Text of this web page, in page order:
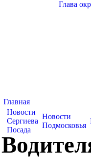
Глава
Главная
Новости
Сергиева
Посада
Новости
Подмосковья